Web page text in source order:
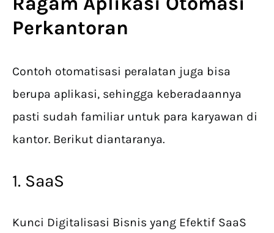
Perkantoran
Contoh otomatisasi peralatan juga bisa
berupa aplikasi, sehingga keberadaannya
pasti sudah familiar untuk para karyawan di
kantor. Berikut diantaranya.
1. SaaS
Kunci Digitalisasi Bisnis yang Efektif SaaS